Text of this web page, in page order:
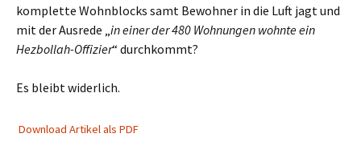
komplette Wohnblocks samt Bewohner in die Luft jagt und
mit der Ausrede „in einer der 480 Wohnungen wohnte ein
Hezbollah-Offizier“ durchkommt?
Es bleibt widerlich.
Download Artikel als PDF